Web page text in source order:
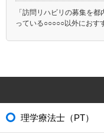
「訪問リハビリの募集を
っている○○○○○以外におす
理学療法士（PT）